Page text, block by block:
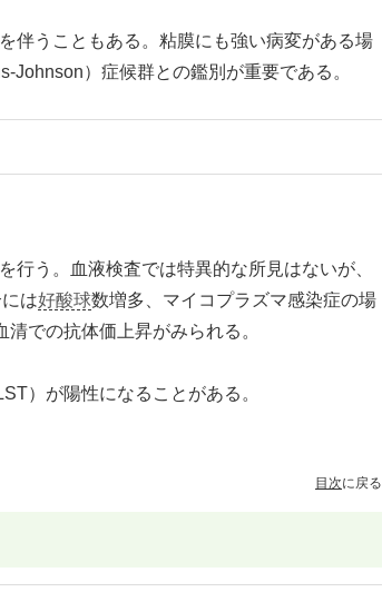
伴うこともある。粘膜にも強い病変がある場
）症候群との鑑別が重要である。
を行う。血液検査では特異的な所見はないが、
は好酸球数増多、マイコプラズマ感染症の場
での抗体価上昇がみられる。
）が陽性になることがある。
目次に戻る